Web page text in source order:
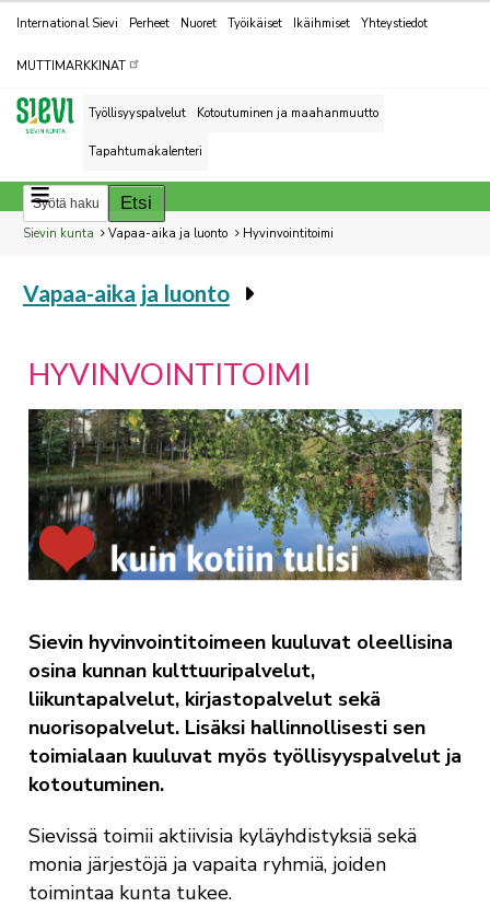
Kohderyhmät
International Sievi Perheet Nuoret Työikäiset Ikäihmiset Yhteystiedot
MUTTIMARKKINAT
Työllisyyspalvelut Kotoutuminen ja maahanmuutto
Tapahtumakalenteri
Breadcrumbs
You
here:
Sievin kunta Vapaa-aika ja luonto Hyvinvointitoimi
You
Vapaa-aika ja luonto
HYVINVOINTITOIMI
Sievin hyvinvointitoimeen kuuluvat oleellisina
osina kunnan kulttuuripalvelut,
liikuntapalvelut, kirjastopalvelut sekä
nuorisopalvelut. Lisäksi hallinnollisesti sen
toimialaan kuuluvat myös työllisyyspalvelut ja
kotoutuminen.
Sievissä toimii aktiivisia kyläyhdistyksiä sekä
monia järjestöjä ja vapaita ryhmiä, joiden
toimintaa kunta tukee.